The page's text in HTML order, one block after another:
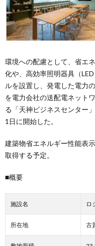
環境への配慮として、省エ
化や、高効率照明器具（
ルを設置し、発電した電力
を電力会社の送配電ネット
る「天神ビジネスセンター
1日に開始した。
建築物省エネルギー性能表
取得する予定。
■概要
施設名 ロ
所在地 古